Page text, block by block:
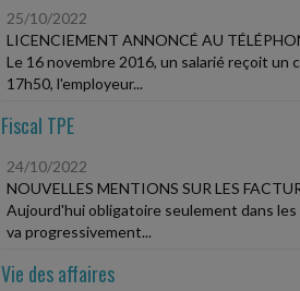
25/10/2022
LICENCIEMENT ANNONCÉ AU
Le 16 novembre 2016, un salarié reçoit
17h50, l'employeur...
Fiscal TPE
24/10/2022
NOUVELLES MENTIONS SUR LES
Aujourd'hui obligatoire seulement dans
va progressivement...
Vie des affaires